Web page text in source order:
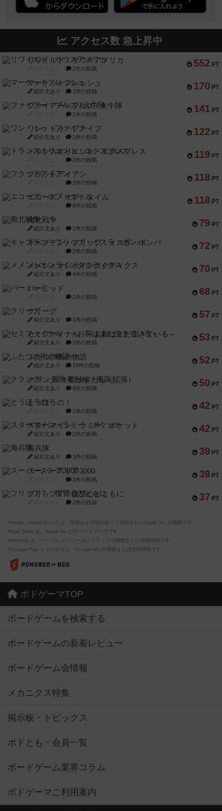
アクセス数 急上昇中
552 PT
リワイルド：サウスアメリカ
2件の投稿
170 PT
マーケットフレッシュ
紹介文あり 1件の投稿
141 PT
ファイアー・ブルズ / 火牛陣
1件の投稿
122 PT
ワン・トゥ・ファイブ
紹介文あり 1件の投稿
119 PT
トランスオリエント・エクスプレス
1件の投稿
118 PT
フラットアイアン
2件の投稿
118 PT
エコーズ・オブ・タイム
8件の投稿
79 PT
南北戦争
紹介文あり 1件の投稿
72 PT
キャプテン・フリップ：イスラ・ボンバ
2件の投稿
70 PT
メメントオンラインタクティクス
紹介文あり 4件の投稿
68 PT
パーミッド
1件の投稿
57 PT
クリーグ
紹介文あり 1件の投稿
53 PT
セミファイナル ～お前はまだ生きている～
紹介文あり 1件の投稿
52 PT
ふたつの街の物語
紹介文あり 18件の投稿
50 PT
クランク! ：冒険者たち（拡張）
紹介文あり 4件の投稿
42 PT
とうほうの！
1件の投稿
42 PT
スターマイン・ラミー ポケット
紹介文あり 2件の投稿
39 PT
海兵隊
紹介文あり 1件の投稿
39 PT
スーパーストア3000
1件の投稿
37 PT
フリップ７：復讐心とともに
2件の投稿
※Apple、Apple のロゴ は、米国および他の国々で登録されたApple Inc.の商標です。
※App Store は、Apple Inc.のサービスマークです。
※Android は、グーグル インコーポレイテッドの商標または登録商標です。
※Google Play とそのロゴは、Google Inc.の商標または登録商標です。
ボドゲーマTOP
ボードゲームを検索する
ボードゲームの新着レビュー
ボードゲーム会情報
メカニクス特集
掲示板・トピックス
ボドとも・会員一覧
ボードゲーム業界コラム
ボドゲーマご利用案内